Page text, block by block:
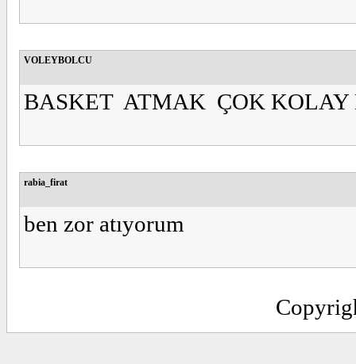
VOLEYBOLCU
BASKET ATMAK ÇOK KOLAY
rabia_firat
ben zor atıyorum